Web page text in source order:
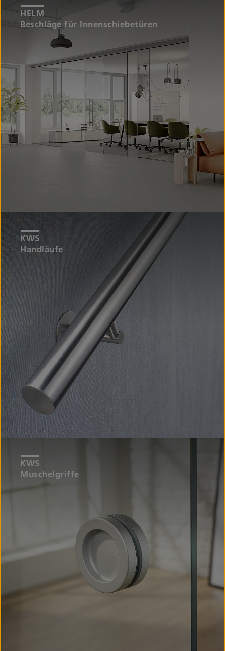
Beschläge für Innenschiebetüren
Handläufe
Muschelgriffe